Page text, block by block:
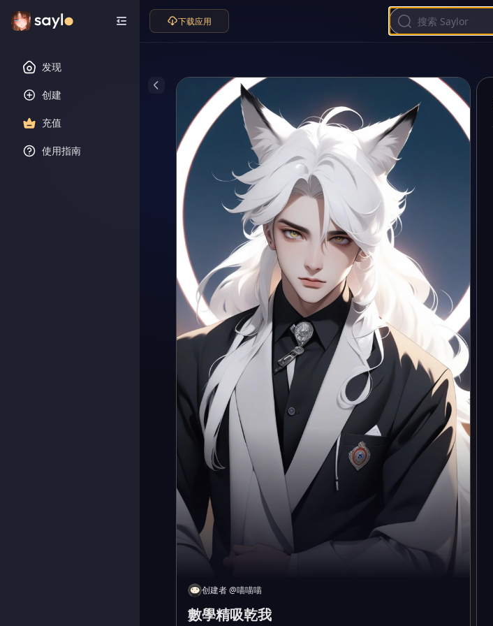
发现
创建
充值
使用指南
下载应用
创建者@喵喵喵
數學精吸乾我